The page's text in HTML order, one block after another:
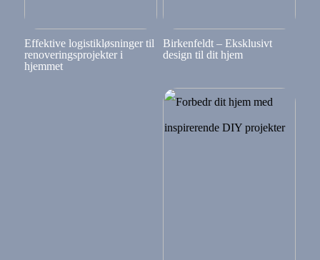
Effektive logistikløsninger til
renoveringsprojekter i
hjemmet
Birkenfeldt – Eksklusivt
design til dit hjem